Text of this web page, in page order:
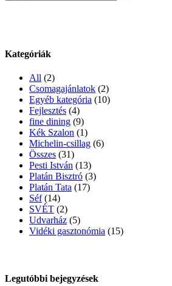
for:
Kategóriák
All (2)
Csomagajánlatok (2)
Egyéb kategória (10)
Fejlesztés (4)
fine dining (9)
Kék Szalon (1)
Michelin-csillag (6)
Összes (31)
Pesti István (13)
Platán Bisztró (3)
Platán Tata (17)
Séf(14)
SVÉT (2)
Udvarház (5)
Vidéki gasztonómia (15)
Legutóbbi bejegyzések